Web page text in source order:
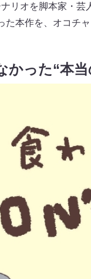
リオを脚本家・
た本作を、オコチ
かった“本当